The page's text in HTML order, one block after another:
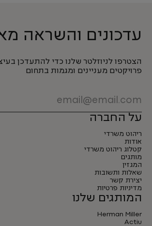
עדכונים והשראה
הצטרפו לניוזלטר שלנו כדי להתעדכן
פרויקטים מעניינים ומגמות בתחום
על החברה
ריהוט משרדי
אודות
קטלוג ריהוט משרדי
מותגים
המגזין
שאלות ותשובות
יצירת קשר
מדיניות פרטיות
המותגים שלנו
Herman Miller
Actiu